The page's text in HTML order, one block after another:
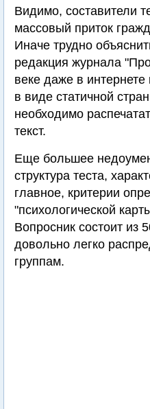
Видимо, составители
массовый приток
Иначе трудно
редакция журнала
веке даже в
в виде статичной
необходимо
текст.
Еще большее
структура теста,
главное, критерии
"психологической
Вопросник состоит из
довольно легко
группам.